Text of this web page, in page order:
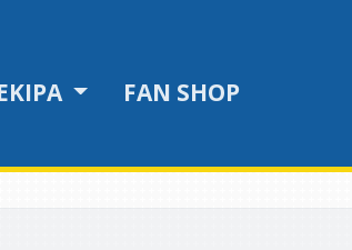
FAN SHOP